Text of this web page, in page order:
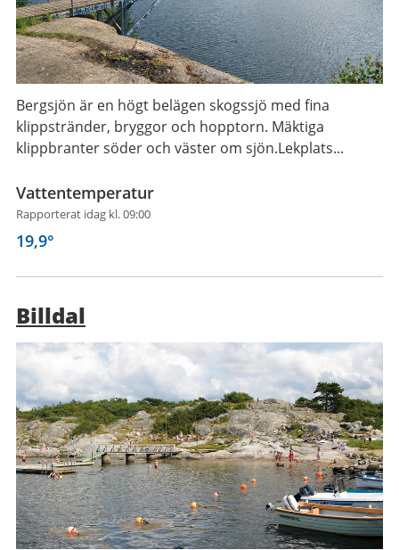
Bergsjön är en högt belägen skogssjö med fina
klippstränder, bryggor och hopptorn. Mäktiga
klippbranter söder och väster om sjön.Lekplats...
Vattentemperatur
Rapporterat idag kl. 09:00
19,9°
Billdal